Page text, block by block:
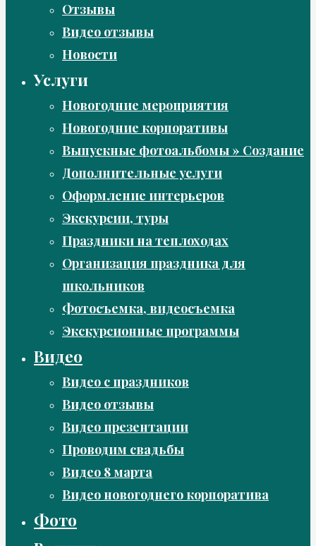
Отзывы
Видео отзывы
Новости
Услуги
Новогодние мероприятия
Новогодние корпоративы
Выпускные фотоальбомы » Создание
Дополнительные услуги
Оформление интерьеров
Экскурсии, туры
Праздники на теплоходах
Организация праздника для
школьников
Фотосъемка, видеосъемка
Экскурсионные программы
Видео
Видео с праздников
Видео отзывы
Видео презентации
Проводим свадьбы
Видео 8 марта
Видео новогоднего корпоратива
Фото